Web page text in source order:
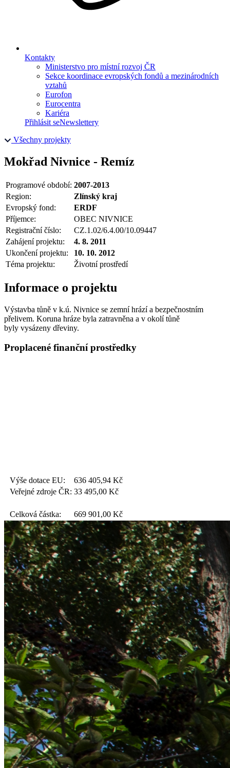
Kontakty
Ministerstvo pro místní rozvoj ČR
Sekce koordinace evropských fondů a mezinárodních
vztahů
Eurofon
Eurocentra
Kariéra
Přihlásit seNewslettery
Všechny projekty
Mokřad Nivnice - Remíz
Programové období: 2007-2013
Region:
Zlínský kraj
Evropský fond:
ERDF
Příjemce:
OBEC NIVNICE
Registrační číslo:
CZ.1.02/6.4.00/10.09447
Zahájení projektu:
4. 8. 2011
Ukončení projektu:
10. 10. 2012
Téma projektu:
Životní prostředí
Informace o projektu
Výstavba tůně v k.ú. Nivnice se zemní hrází a bezpečnostním
přelivem. Koruna hráze byla zatravněna a v okolí tůně
byly vysázeny dřeviny.
Proplacené finanční prostředky
Výše dotace EU: 636 405,94 Kč
Veřejné zdroje ČR: 33 495,00 Kč
Celková částka: 669 901,00 Kč